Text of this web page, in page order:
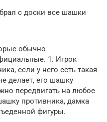
с доски все шашки
обычно
1. Игрок
если у него есть такая
делает, его шашку
передвигать на любое
противника, дамка
фигуры.